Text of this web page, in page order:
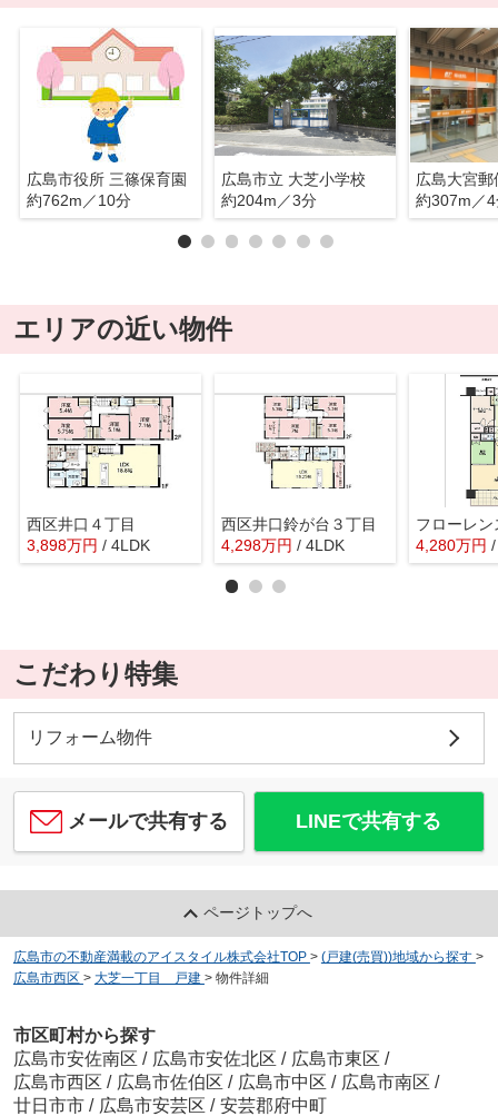
広島市役所 三篠保育園
約762m／10分
広島市立 大芝小学校
約204m／3分
広島大宮郵
約307m／
エリアの近い物件
西区井口４丁目
3,898万円 / 4LDK
西区井口鈴が台３丁目
4,298万円 / 4LDK 4,280万円
こだわり特集
リフォーム物件
メールで共有する LINEで共有する
ページトップへ
広島市の不動産満載のアイスタイル株式会社TOP > (戸建(売買))地域から探す >
広島市西区 > 大芝一丁目 戸建 > 物件詳細
市区町村から探す
広島市安佐南区 / 広島市安佐北区 / 広島市東区 /
広島市西区 / 広島市佐伯区 / 広島市中区 / 広島市南区 /
廿日市市 / 広島市安芸区 / 安芸郡府中町